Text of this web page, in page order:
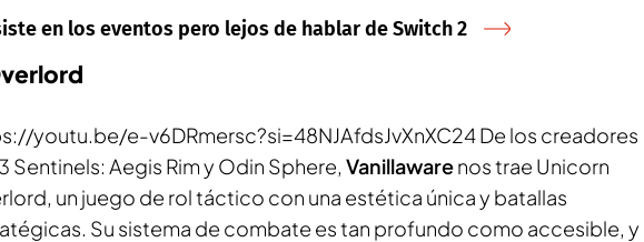
en los eventos pero lejos de hablar de Switch 2
youtu.be/e-v6DRmersc?si=48NJAfdsJvXnXC24 De los creadores
Sentinels: Aegis Rimy Odin Sphere, Vanillawarenos trae Unicorn
, un juego de rol táctico con una estética única y batallas
Su sistema de combate es tan profundo como accesible, y